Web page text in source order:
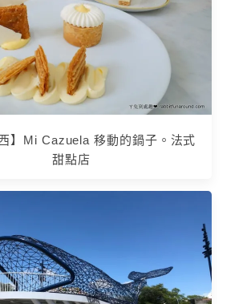
西】Mi Cazuela 移動的鍋子。法式
甜點店